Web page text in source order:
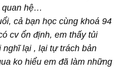
quan hệ…
cả bạn học cùng khoá 94
cv ổn định, em thấy tủi
lại , lại tự trách bản
ko hiểu em đã làm những